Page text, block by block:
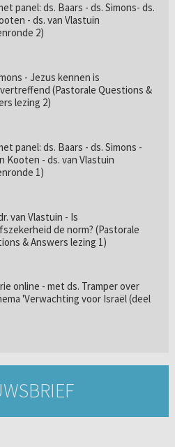
panel: ds. Baars - ds. Simons- ds.
- ds. van Vlastuin
2)
- Jezus kennen is
(Pastorale Questions &
lezing 2)
panel: ds. Baars - ds. Simons -
Kooten - ds. van Vlastuin
1)
van Vlastuin - Is
de norm? (Pastorale
& Answers lezing 1)
online - met ds. Tramper over
'Verwachting voor Israël (deel